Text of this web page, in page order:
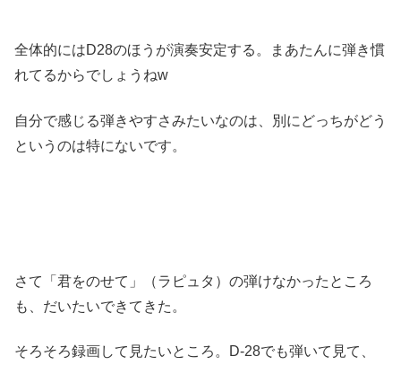
全体的にはD28のほうが演奏安定する。まあたんに弾き慣
れてるからでしょうねw
自分で感じる弾きやすさみたいなのは、別にどっちがどう
というのは特にないです。
さて「君をのせて」（ラピュタ）の弾けなかったところ
も、だいたいできてきた。
そろそろ録画して見たいところ。D-28でも弾いて見て、